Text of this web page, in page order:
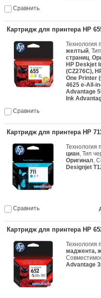
Сравнить
Картридж для принтера HP
Технология
желтый,
страниц,
HP Deskjet
(CZ276C),
One Printer
4625 e-All-
Advantage
Ink
Сравнить
Картридж для принтера HP
Технология
циан, Тип
Оригинал,
Designjet
Сравнить
Картридж для принтера HP
Технология
маджента,
Advantage